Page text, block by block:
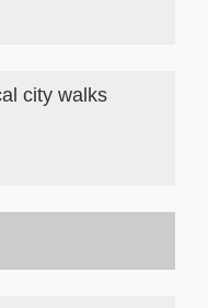
city walks